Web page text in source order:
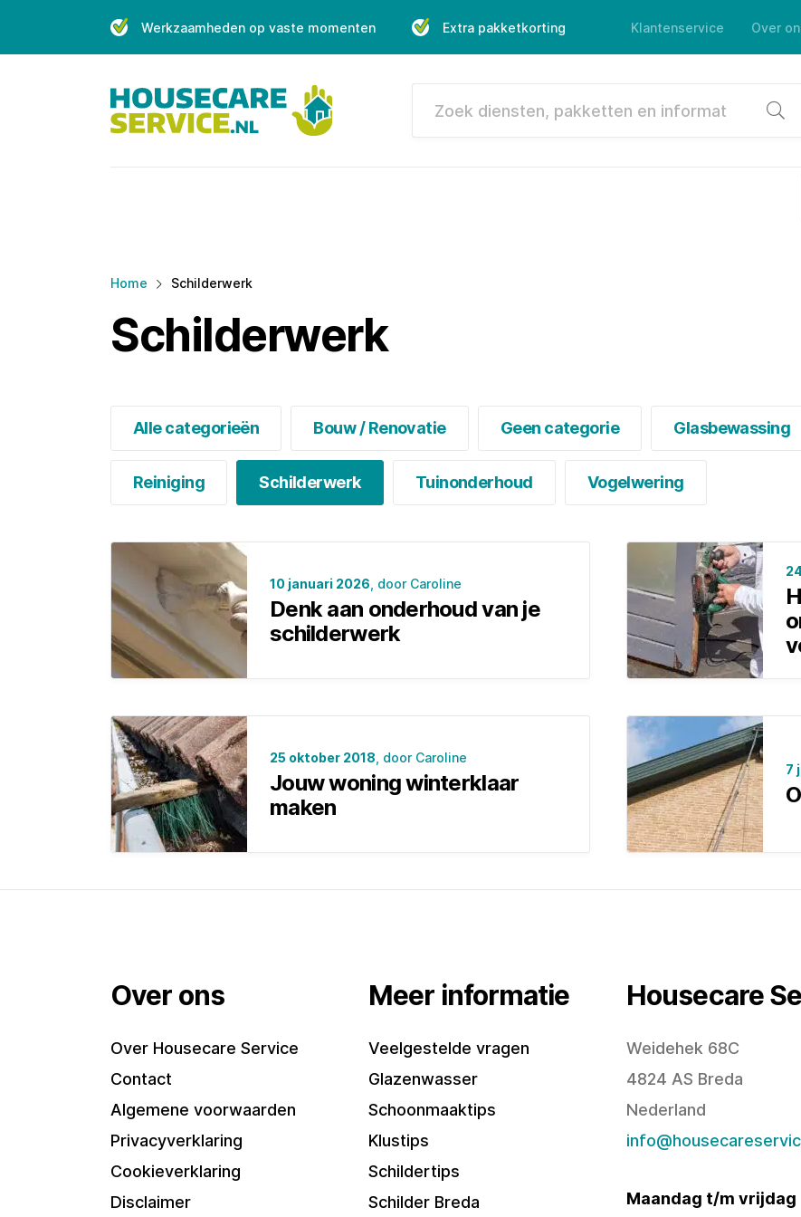
content
Werkzaamheden op vaste momenten Extra pakketkorting Klantenservice Over
Home Schilderwerk
Schilderwerk
Alle categorieën Bouw / Renovatie Geen categorie Glasbewassing
Reiniging Schilderwerk Tuinonderhoud Vogelwering
10 januari 2026 , door Caroline
Denk aan onderhoud van je
schilderwerk
25 oktober 2018 , door Caroline
Jouw woning winterklaar
maken
7
Over ons
Over Housecare Service
Contact
Algemene voorwaarden
Privacyverklaring
Cookieverklaring
Disclaimer
Meer informatie
Veelgestelde vragen
Glazenwasser
Schoonmaaktips
Klustips
Schildertips
Schilder Breda
Housecare
Weidehek 68C
4824 AS Breda
Nederland
Maandag t/m vrijdag